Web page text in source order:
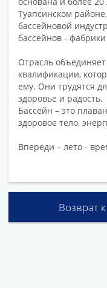
Туапсинском
бассейновой
бассейнов - фабрики
Отрасль
квалификации,
ему. Они трудятся
здоровье и радость.
Бассейн – это
здоровое тело,
Впереди – лето -
Возврат